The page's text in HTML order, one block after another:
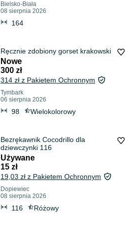
Bielsko-Biała
08 sierpnia 2026
164
Ręcznie zdobiony gorset krakowski
Nowe
300 zł
314 zł z Pakietem Ochronnym
Tymbark
06 sierpnia 2026
98 Wielokolorowy
Bezrękawnik Cocodrillo dla
dziewczynki 116
Używane
15 zł
19,03 zł z Pakietem Ochronnym
Dopiewiec
08 sierpnia 2026
116 Różowy